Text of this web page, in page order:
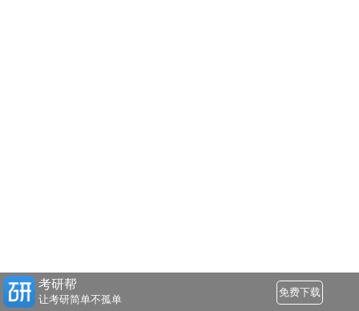
考研帮
让考研简单不孤单
免费下载